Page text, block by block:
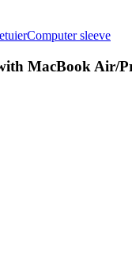
Computer sleeve
MacBook Air/